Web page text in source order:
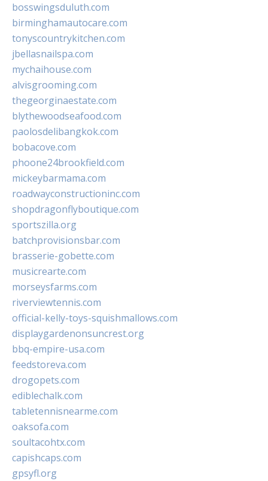
bosswingsduluth.com
birminghamautocare.com
tonyscountrykitchen.com
jbellasnailspa.com
mychaihouse.com
alvisgrooming.com
thegeorginaestate.com
blythewoodseafood.com
paolosdelibangkok.com
bobacove.com
phoone24brookfield.com
mickeybarmama.com
roadwayconstructioninc.com
shopdragonflyboutique.com
sportszilla.org
batchprovisionsbar.com
brasserie-gobette.com
musicrearte.com
morseysfarms.com
riverviewtennis.com
official-kelly-toys-squishmallows.com
displaygardenonsuncrest.org
bbq-empire-usa.com
feedstoreva.com
drogopets.com
ediblechalk.com
tabletennisnearme.com
oaksofa.com
soultacohtx.com
capishcaps.com
gpsyfl.org